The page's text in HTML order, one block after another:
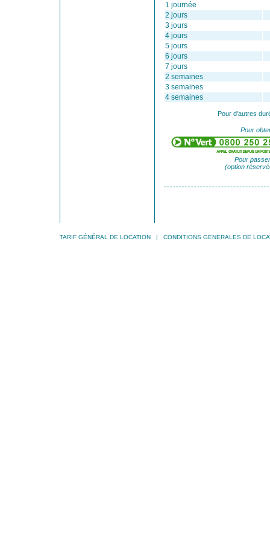
1 journée
2 jours
3 jours
4 jours
5 jours
6 jours
7 jours
2 semaines
3 semaines
4 semaines
Pour d'autres
Pour
Pour
(option
TARIF GÉNÉRAL DE LOCATION| CONDITIONS GENERALES DE